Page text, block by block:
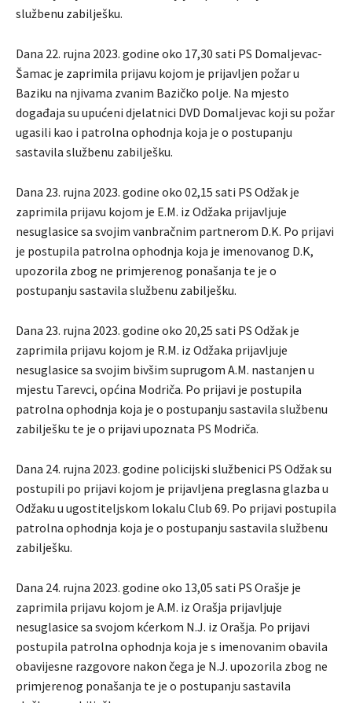
službenu zabilješku.
Dana 22. rujna 2023. godine oko 17,30 sati PS Domaljevac-
Šamac je zaprimila prijavu kojom je prijavljen požar u
Baziku na njivama zvanim Bazičko polje. Na mjesto
događaja su upućeni djelatnici DVD Domaljevac koji su požar
ugasili kao i patrolna ophodnja koja je o postupanju
sastavila službenu zabilješku.
Dana 23. rujna 2023. godine oko 02,15 sati PS Odžak je
zaprimila prijavu kojom je E.M. iz Odžaka prijavljuje
nesuglasice sa svojim vanbračnim partnerom D.K. Po prijavi
je postupila patrolna ophodnja koja je imenovanog D.K,
upozorila zbog ne primjerenog ponašanja te je o
postupanju sastavila službenu zabilješku.
Dana 23. rujna 2023. godine oko 20,25 sati PS Odžak je
zaprimila prijavu kojom je R.M. iz Odžaka prijavljuje
nesuglasice sa svojim bivšim suprugom A.M. nastanjen u
mjestu Tarevci, općina Modriča. Po prijavi je postupila
patrolna ophodnja koja je o postupanju sastavila službenu
zabilješku te je o prijavi upoznata PS Modriča.
Dana 24. rujna 2023. godine policijski službenici PS Odžak su
postupili po prijavi kojom je prijavljena preglasna glazba u
Odžaku u ugostiteljskom lokalu Club 69. Po prijavi postupila
patrolna ophodnja koja je o postupanju sastavila službenu
zabilješku.
Dana 24. rujna 2023. godine oko 13,05 sati PS Orašje je
zaprimila prijavu kojom je A.M. iz Orašja prijavljuje
nesuglasice sa svojom kćerkom N.J. iz Orašja. Po prijavi
postupila patrolna ophodnja koja je s imenovanim obavila
obavijesne razgovore nakon čega je N.J. upozorila zbog ne
primjerenog ponašanja te je o postupanju sastavila